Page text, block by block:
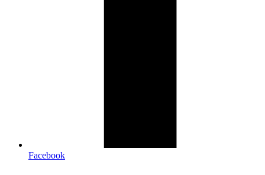
Facebook